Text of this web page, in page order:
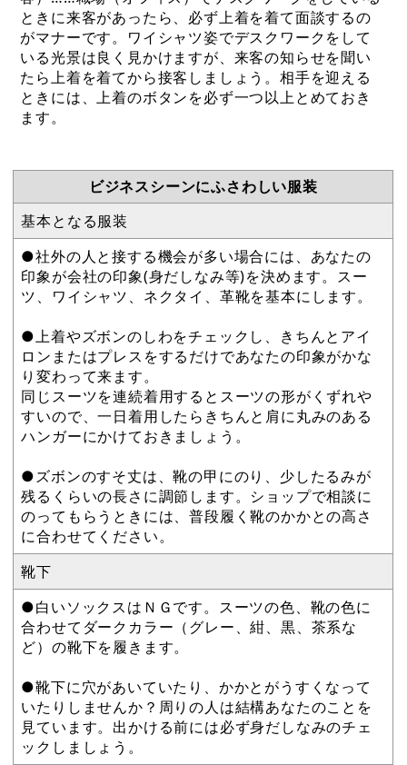
ときに来客があったら、必ず上着を着て面談するの
がマナーです。ワイシャツ姿でデスクワークをして
いる光景は良く見かけますが、来客の知らせを聞い
たら上着を着てから接客しましょう。相手を迎える
ときには、上着のボタンを必ず一つ以上とめておき
ます。
ビジネスシーンにふさわしい服装
基本となる服装
●社外の人と接する機会が多い場合には、あなたの
印象が会社の印象(身だしなみ等)を決めます。スー
ツ、ワイシャツ、ネクタイ、革靴を基本にします。
●上着やズボンのしわをチェックし、きちんとアイ
ロンまたはプレスをするだけであなたの印象がかな
り変わって来ます。
同じスーツを連続着用するとスーツの形がくずれや
すいので、一日着用したらきちんと肩に丸みのある
ハンガーにかけておきましょう。
●ズボンのすそ丈は、靴の甲にのり、少したるみが
残るくらいの長さに調節します。ショップで相談に
のってもらうときには、普段履く靴のかかとの高さ
に合わせてください。
靴下
●白いソックスはＮＧです。スーツの色、靴の色に
合わせてダークカラー（グレー、紺、黒、茶系な
ど）の靴下を履きます。
●靴下に穴があいていたり、かかとがうすくなって
いたりしませんか？周りの人は結構あなたのことを
見ています。出かける前には必ず身だしなみのチェ
ックしましょう。